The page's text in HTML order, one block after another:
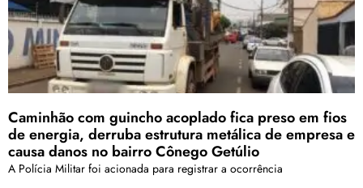
Caminhão com guincho acoplado fica preso em fios
de energia, derruba estrutura metálica de empresa e
causa danos no bairro Cônego Getúlio
A Polícia Militar foi acionada para registrar a ocorrência